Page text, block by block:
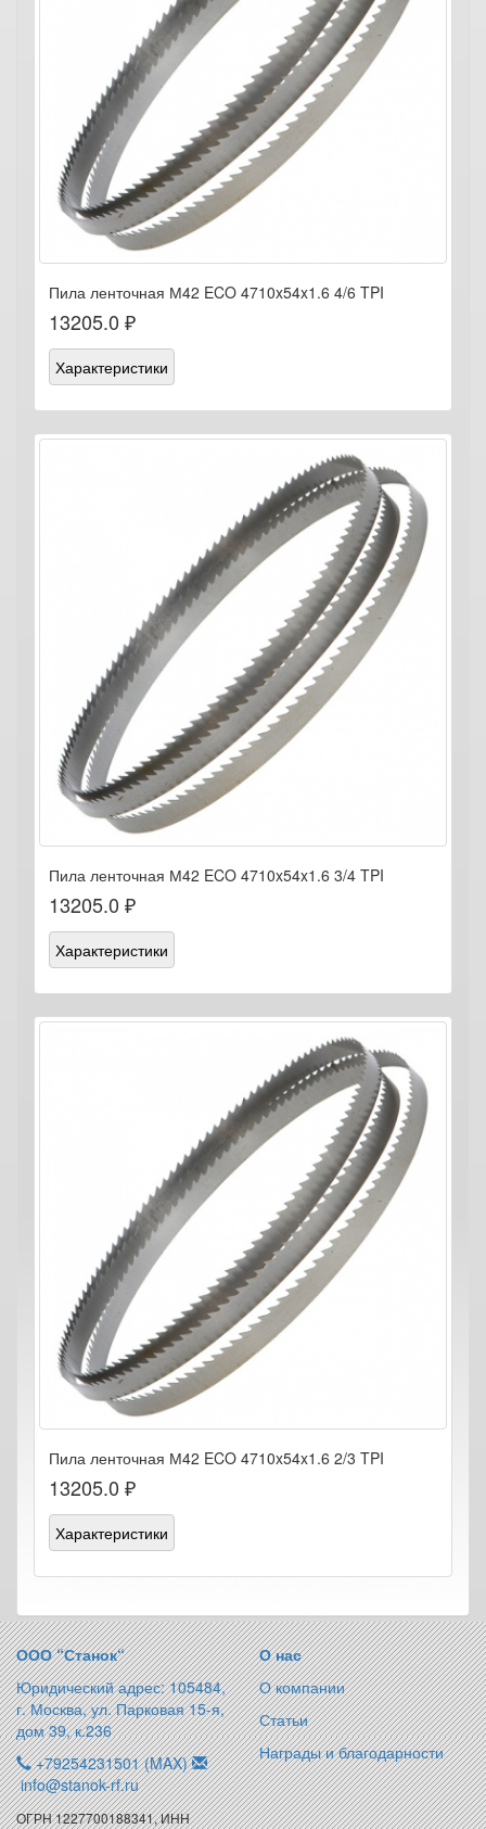
Пила ленточная М42 ECO 4710x54x1.6 4/6 TPI
13205.0 ₽
Характеристики
Пила ленточная М42 ECO 4710x54x1.6 3/4 TPI
13205.0 ₽
Характеристики
Пила ленточная М42 ECO 4710x54x1.6 2/3 TPI
13205.0 ₽
Характеристики
ООО “Станок“
Юридический адрес: 105484,
г. Москва, ул. Парковая 15-я,
дом 39, к.236
+79254231501 (MAX)
info@stanok-rf.ru
ОГРН 1227700188341, ИНН
О нас
О компании
Статьи
Награды и благодарности